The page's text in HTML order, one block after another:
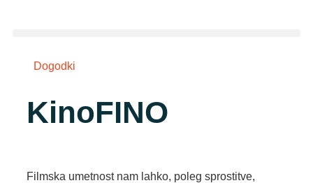
Dogodki
KinoFINO
Filmska umetnost nam lahko, poleg sprostitve,